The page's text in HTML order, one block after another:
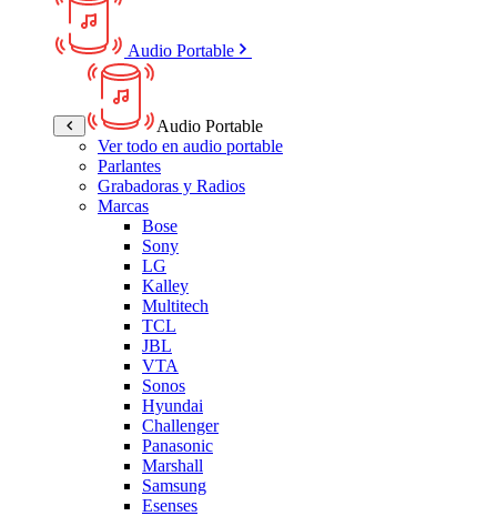
Audio Portable
Audio Portable
Ver todo en audio portable
Parlantes
Grabadoras y Radios
Marcas
Bose
Sony
LG
Kalley
Multitech
TCL
JBL
VTA
Sonos
Hyundai
Challenger
Panasonic
Marshall
Samsung
Esenses